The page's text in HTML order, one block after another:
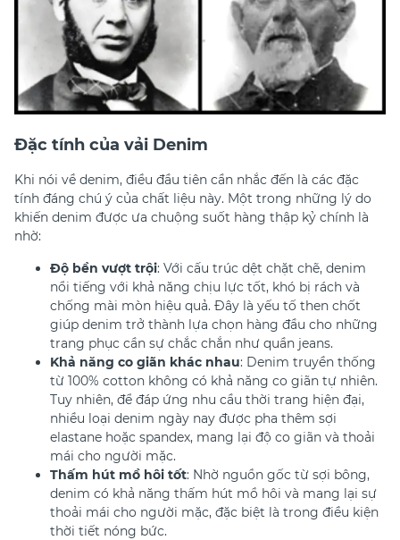
Đặc tính của vải Denim
Khi nói về denim, điều đầu tiên cần nhắc đến là các đặc
tính đáng chú ý của chất liệu này. Một trong những lý do
khiến denim được ưa chuộng suốt hàng thập kỷ chính là
nhờ:
Độ bền vượt trội: Với cấu trúc dệt chặt chẽ, denim
nổi tiếng với khả năng chịu lực tốt, khó bị rách và
chống mài mòn hiệu quả. Đây là yếu tố then chốt
giúp denim trở thành lựa chọn hàng đầu cho những
trang phục cần sự chắc chắn như quần jeans.
Khả năng co giãn khác nhau: Denim truyền thống
từ 100% cotton không có khả năng co giãn tự nhiên.
Tuy nhiên, để đáp ứng nhu cầu thời trang hiện đại,
nhiều loại denim ngày nay được pha thêm sợi
elastane hoặc spandex, mang lại độ co giãn và thoải
mái cho người mặc.
Thấm hút mồ hôi tốt: Nhờ nguồn gốc từ sợi bông,
denim có khả năng thấm hút mồ hôi và mang lại sự
thoải mái cho người mặc, đặc biệt là trong điều kiện
thời tiết nóng bức.